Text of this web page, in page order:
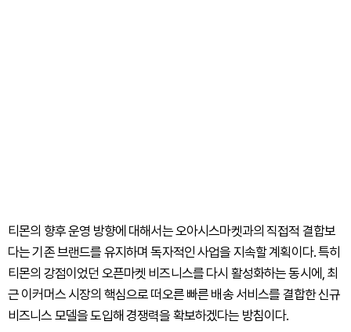
티몬의 향후 운영 방향에 대해서는 오아시스마켓과의 직접적 결합보
다는 기존 브랜드를 유지하며 독자적인 사업을 지속할 계획이다. 특히
티몬의 강점이었던 오픈마켓 비즈니스를 다시 활성화하는 동시에, 최
근 이커머스 시장의 핵심으로 떠오른 빠른 배송 서비스를 결합한 신규
비즈니스 모델을 도입해 경쟁력을 확보하겠다는 방침이다.